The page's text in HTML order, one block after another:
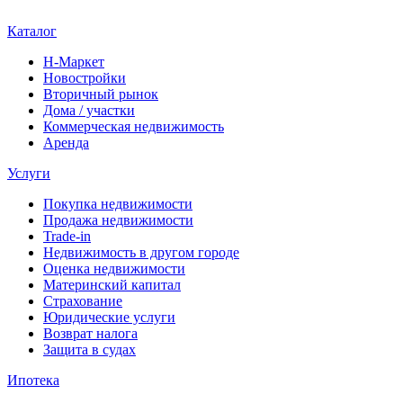
Каталог
Н-Маркет
Новостройки
Вторичный рынок
Дома / участки
Коммерческая недвижимость
Аренда
Услуги
Покупка недвижимости
Продажа недвижимости
Trade-in
Недвижимость в другом городе
Оценка недвижимости
Материнский капитал
Страхование
Юридические услуги
Возврат налога
Защита в судах
Ипотека